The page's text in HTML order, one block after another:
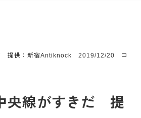
提供：新宿Antiknock 2019/12/20 コ
央線がすきだ 提